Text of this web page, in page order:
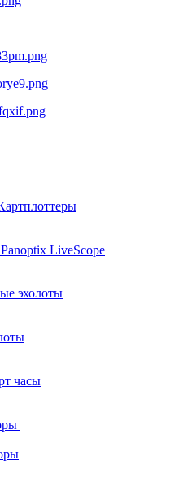
LiveScope
эхолоты
часы